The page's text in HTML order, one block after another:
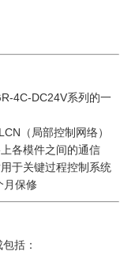
4C-DC24V系列的一
（局部控制网络）
各模件之间的通信
于关键过程控制系统
月保修
括：